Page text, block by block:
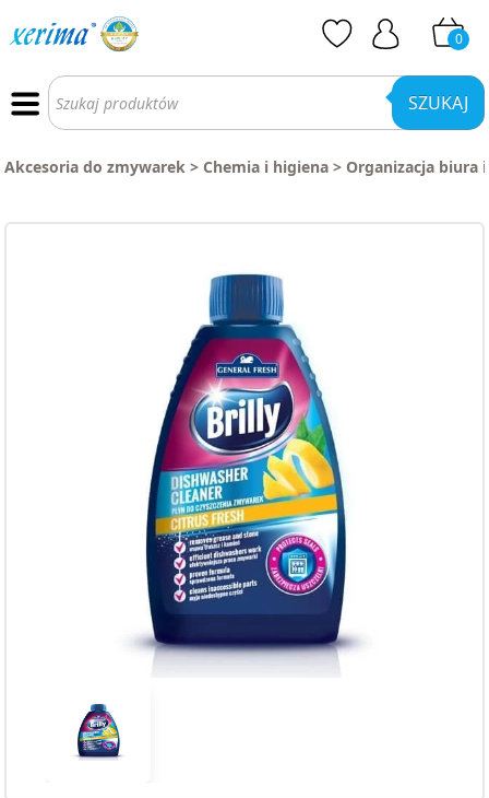
0
Wyszukiwarka
produktów SZUKAJ
Akcesoria do zmywarek > Chemia i higiena > Organizacja biura